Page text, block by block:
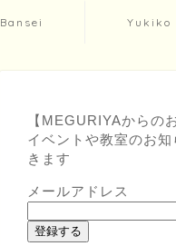
Bansei Yukiko
【MEGURIYAからの
イベントや教室のお
きます
メールアドレス
登録する